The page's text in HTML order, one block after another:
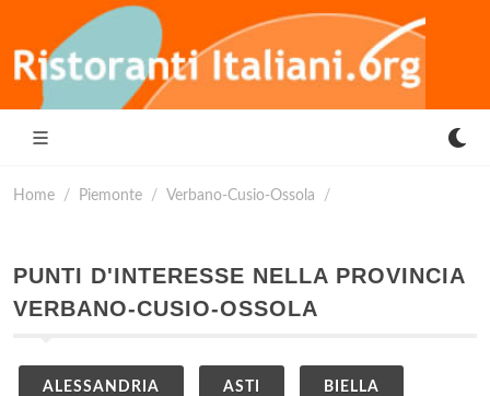
Home Piemonte Verbano-Cusio-Ossola
PUNTI D'INTERESSE NELLA PROVINCIA
VERBANO-CUSIO-OSSOLA
ALESSANDRIA ASTI BIELLA